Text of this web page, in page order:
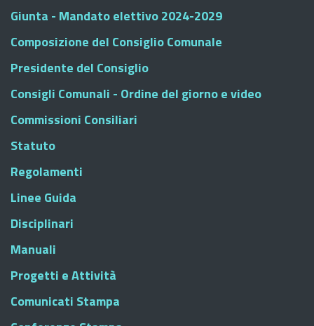
Giunta - Mandato elettivo 2024-2029
Composizione del Consiglio Comunale
Presidente del Consiglio
Consigli Comunali - Ordine del giorno e video
Commissioni Consiliari
Statuto
Regolamenti
Linee Guida
Disciplinari
Manuali
Progetti e Attività
Comunicati Stampa